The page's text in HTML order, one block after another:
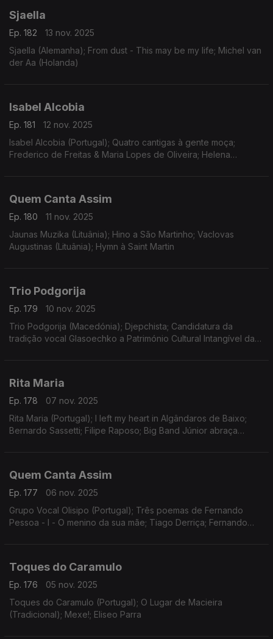
Sjaella
Ep. 182
13 nov. 2025
Sjaella (Alemanha); From dust - This may be my life; Michel van
der Aa (Holanda)
Isabel Alcobia
Ep. 181
12 nov. 2025
Isabel Alcobia (Portugal); Quatro cantigas à gente moça;
Frederico de Freitas & Maria Lopes de Oliveira; Helena
Quem Canta Assim
Ep. 180
11 nov. 2025
Jaunas Muzika (Lituânia); Hino a São Martinho; Vaclovas
Augustinas (Lituânia); Hymn à Saint Martin
Trio Podgorija
Ep. 179
10 nov. 2025
Trio Podgorija (Macedónia); Djepchista; Candidatura da
tradição vocal Glasoechko a Património Cultural Intangível da
Rita Maria
Ep. 178
07 nov. 2025
Rita Maria (Portugal); I left my heart in Algândaros de Baixo;
Bernardo Sassetti; Filipe Raposo; Big Band Júnior abraça
Quem Canta Assim
Ep. 177
06 nov. 2025
Grupo Vocal Olisipo (Portugal); Três poemas de Fernando
Pessoa - I - O menino da sua mãe; Tiago Derriça; Fernando
Toques do Caramulo
Ep. 176
05 nov. 2025
Toques do Caramulo (Portugal); O Lugar de Macieira
(Tradicional); Mexe!; Eliseo Parra